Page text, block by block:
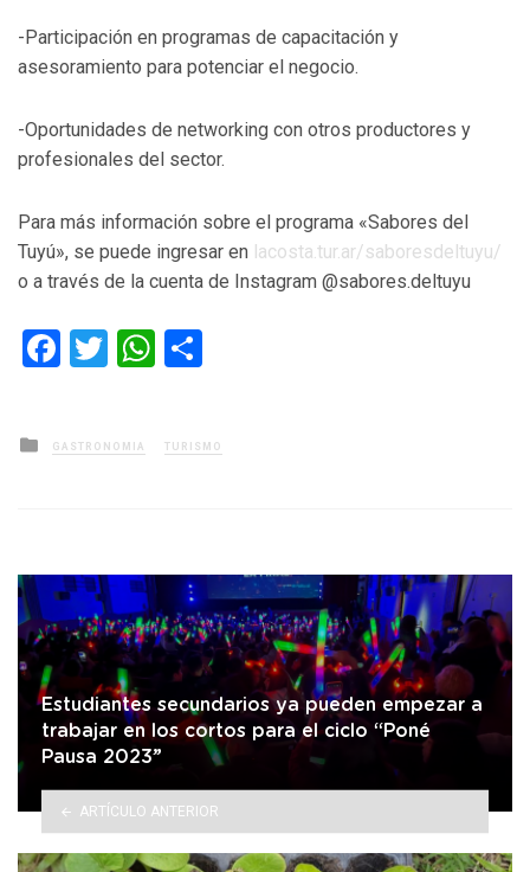
-Participación en programas de capacitación y
asesoramiento para potenciar el negocio.
-Oportunidades de networking con otros productores y
profesionales del sector.
Para más información sobre el programa «Sabores del
Tuyú», se puede ingresar en lacosta.tur.ar/saboresdeltuyu/
o a través de la cuenta de Instagram @sabores.deltuyu
Facebook
TwitterWhatsApp
Posted
in
GASTRONOMIA TURISMO
Estudiantes secundarios ya pueden empezar a
trabajar en los cortos para el ciclo “Poné
Pausa 2023”
ARTÍCULO ANTERIOR